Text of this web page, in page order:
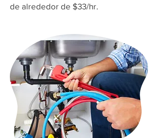
de alrededor de $33/hr.